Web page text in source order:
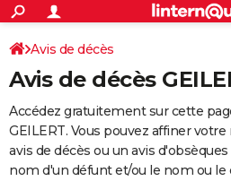
ACTUALITÉS
Politique
Société
Faits Divers
Education
Monde
Villes
+
SPORT
Coupe du monde 2026
Football
Tennis
Cyclisme
Rugby
Forum
Programme TV
TNT
Streaming
Cinéma
Sorties cinéma
Musique
+
FINANCE
Retraite
Epargne
Immobilier
Risques naturels par ville
Banque
Assurance
AUTO
Avis de décès
Avis de décès
Accédez gratuitement sur cette
GEILERT. Vous pouvez affiner
avis de décès ou un avis
nom d'un défunt et/ou le nom ou le